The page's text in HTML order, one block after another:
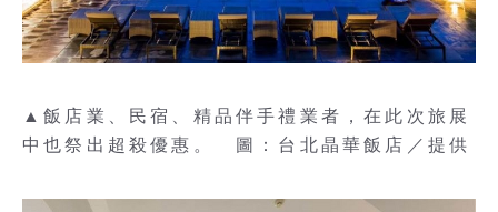
▲飯店業、民宿、精品伴手禮業者，在此次旅展
中也祭出超殺優惠。 圖：台北晶華飯店／提供